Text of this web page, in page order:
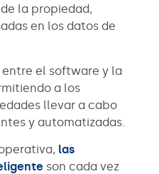
la propiedad,
en los datos de
el software y la
a los
llevar a cabo
y automatizadas.
las
son cada vez